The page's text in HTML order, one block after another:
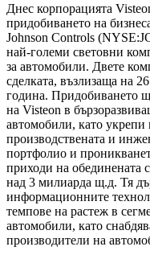
Днес корпорацията
придобиването на
Johnson Controls
най-големи световни
за автомобили. Двете
сделката, възлизаща на
година. Придобиването
на Visteon в
автомобили, като укрепи
производствената и
портфолио и
приходи на обединената
над 3 милиарда щ.д. Тя
информационните
темпове на растеж в
автомобили, като
производители на